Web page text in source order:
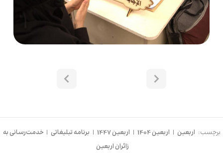
برچسب: اربعین | اربعین 1404 | اربعین 1447 | برنامه تبلیغاتی | خدمت‌رسانی به
زائران اربعین